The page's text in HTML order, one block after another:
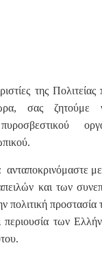
της
σας ζητούμε
με
και των
πολιτική προστασία
περιουσία των